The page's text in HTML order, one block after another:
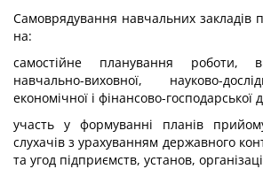
Самоврядування навчальних закладів
на:
самостійне планування роботи,
навчально-виховної, науково-
економічної і фінансово-господарської
участь у формуванні планів
слухачів з урахуванням державного
та угод підприємств, установ,